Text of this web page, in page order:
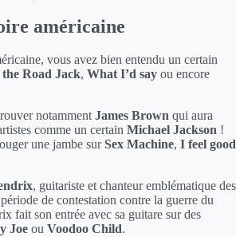
américaine
vous avez bien entendu un certain
Road Jack, What I’d say ou encore
notammentJames Brown qui aura
comme un certain Michael Jackson !
une jambe surSex Machine, I feel good
, guitariste et chanteur emblématique des
de contestation contre la guerre du
fait son entrée avec sa guitare sur des
Joe ou Voodoo Child.